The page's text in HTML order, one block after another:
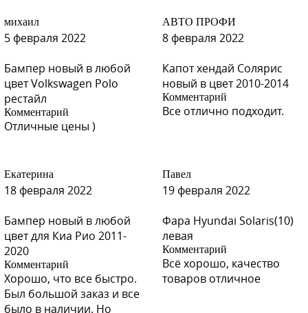
михаил
5 февраля 2022
Бампер новый в любой
цвет Volkswagen Polo
рестайл
Комментарий
Отличные цены )
АВТО ПРОФИ
8 февраля 2022
Капот хендай Солярис
новый в цвет 2010-2014
Комментарий
Все отлично подходит.
Екатерина
18 февраля 2022
Бампер новый в любой
цвет для Киа Рио 2011-
2020
Комментарий
Хорошо, что все быстро.
Был большой заказ и все
было в наличии. Но
Павел
19 февраля 2022
Фара Hyundai Solaris(10)
левая
Комментарий
Всё хорошо, качество
товаров отличное